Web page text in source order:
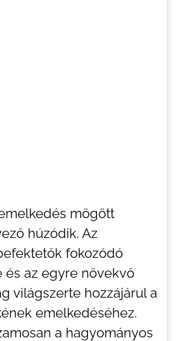
mögött
húzódik. Az
fokozódó
és az egyre növekvő
világszerte hozzájárul a
emelkedéséhez.
a hagyományos